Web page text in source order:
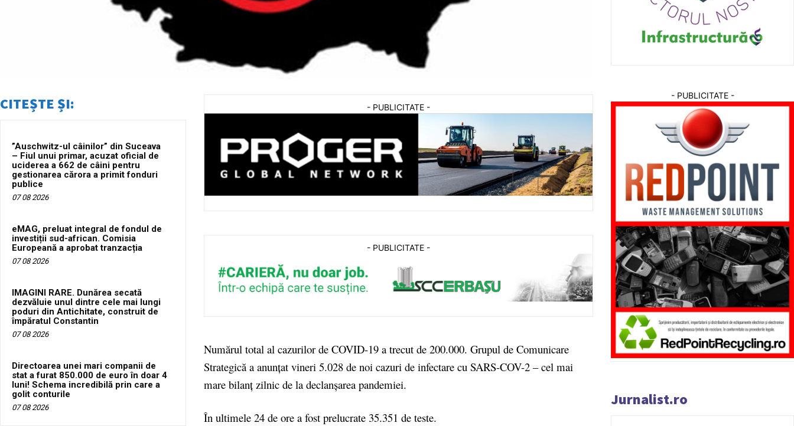
CITEȘTE ȘI:
”Auschwitz-ul câinilor” din Suceava
– Fiul unui primar, acuzat oficial de
uciderea a 662 de câini pentru
gestionarea cărora a primit fonduri
publice
07 08 2026
eMAG, preluat integral de fondul de
investiții sud-african. Comisia
Europeană a aprobat tranzacția
07 08 2026
IMAGINI RARE. Dunărea secată
dezvăluie unul dintre cele mai lungi
poduri din Antichitate, construit de
împăratul Constantin
07 08 2026
Directoarea unei mari companii de
stat a furat 850.000 de euro în doar 4
luni! Schema incredibilă prin care a
golit conturile
07 08 2026
- PUBLICITATE -
- PUBLICITATE -
Numărul total al cazurilor de COVID-19 a trecut de 200.000. Grupul de Comunicare
Strategică a anunţat vineri 5.028 de noi cazuri de infectare cu SARS-COV-2 – cel mai
mare bilanţ zilnic de la declanşarea pandemiei.
În ultimele 24 de ore a fost prelucrate 35.351 de teste.
- PUBLICITATE -
Jurnalist.ro